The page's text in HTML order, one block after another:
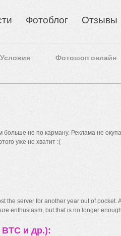
Фотоблог Отзывы
Условия Фотошоп онлайн
не по карману. Реклама не
уже не хватит :(
the server for another year out of pocket.
enthusiasm, but that is no longer
и др.):